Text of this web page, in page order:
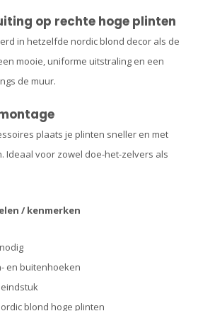
op rechte hoge plinten
in hetzelfde nordic blond decor als de
mooie, uniforme uitstraling en een
de muur.
plaats je plinten sneller en met
Ideaal voor zowel doe-het-zelvers als
/ kenmerken
en buitenhoeken
blond hoge plinten